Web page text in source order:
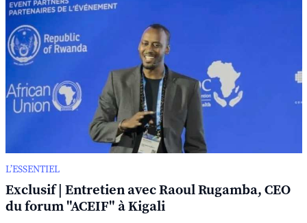
L’ESSENTIEL
Exclusif | Entretien avec Raoul Rugamba, CEO
du forum "ACEIF" à Kigali